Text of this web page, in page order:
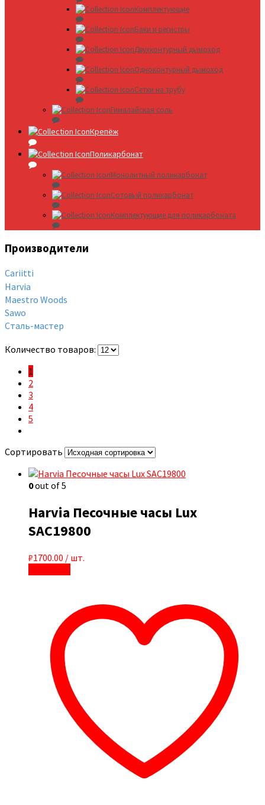
Комплектующие
Баки и регистры
Двухконтурный дымоход
Одноконтурный дымоход
Сетки на трубу
Гималайская соль
Крепёж
Поликарбонат
Монолитный поликарбонат
Сотовый поликарбонат
Комплектующие для поликарбоната
Производители
Cariitti
Harvia
Maestro Woods
Sawo
Сталь-мастер
Количество товаров:
1
2
3
4
5
Сортировать
0out of 5
Harvia Песочные часы Lux
SAC19800
₽1700.00 / шт.